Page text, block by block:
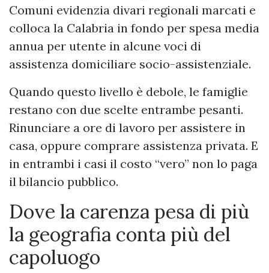
Comuni evidenzia divari regionali marcati e
colloca la Calabria in fondo per spesa media
annua per utente in alcune voci di
assistenza domiciliare socio-assistenziale.
Quando questo livello è debole, le famiglie
restano con due scelte entrambe pesanti.
Rinunciare a ore di lavoro per assistere in
casa, oppure comprare assistenza privata. E
in entrambi i casi il costo “vero” non lo paga
il bilancio pubblico.
Dove la carenza pesa di più
la geografia conta più del
capoluogo